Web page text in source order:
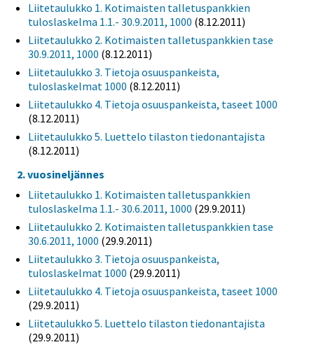
Liitetaulukko 1. Kotimaisten talletuspankkien
tuloslaskelma 1.1.- 30.9.2011, 1000 (8.12.2011)
Liitetaulukko 2. Kotimaisten talletuspankkien tase
30.9.2011, 1000 (8.12.2011)
Liitetaulukko 3. Tietoja osuuspankeista,
tuloslaskelmat 1000 (8.12.2011)
Liitetaulukko 4. Tietoja osuuspankeista, taseet 1000
(8.12.2011)
Liitetaulukko 5. Luettelo tilaston tiedonantajista
(8.12.2011)
2. vuosineljännes
Liitetaulukko 1. Kotimaisten talletuspankkien
tuloslaskelma 1.1.- 30.6.2011, 1000 (29.9.2011)
Liitetaulukko 2. Kotimaisten talletuspankkien tase
30.6.2011, 1000 (29.9.2011)
Liitetaulukko 3. Tietoja osuuspankeista,
tuloslaskelmat 1000 (29.9.2011)
Liitetaulukko 4. Tietoja osuuspankeista, taseet 1000
(29.9.2011)
Liitetaulukko 5. Luettelo tilaston tiedonantajista
(29.9.2011)